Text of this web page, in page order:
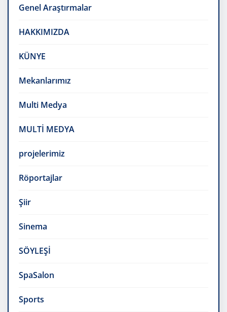
Genel Araştırmalar
HAKKIMIZDA
KÜNYE
Mekanlarımız
Multi Medya
MULTİ MEDYA
projelerimiz
Röportajlar
Şiir
Sinema
SÖYLEŞİ
SpaSalon
Sports